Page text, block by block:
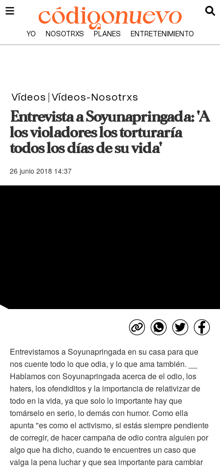
YO NOSOTRXS PLANES ENTRETENIMIENTO
Vídeos Vídeos-Nosotrxs
Entrevista a Soyunapringada: 'A
los violadores los torturaría
todos los días de su vida'
26 junio 2018 14:37
Entrevistamos a Soyunapringada en su casa para que
nos cuente todo lo que odia, y lo que ama también. __
Hablamos con Soyunapringada acerca de el odio, los
haters, los ofendiditos y la importancia de relativizar de
todo en la vida, ya que solo lo importante hay que
tomárselo en serio, lo demás con humor. Como ella
apunta "es como el activismo, si estás siempre pendiente
de corregir, de hacer campaña de odio contra alguien por
algo que ha dicho, cuando te encuentres un caso que
valga la pena luchar y que sea importante para cambiar